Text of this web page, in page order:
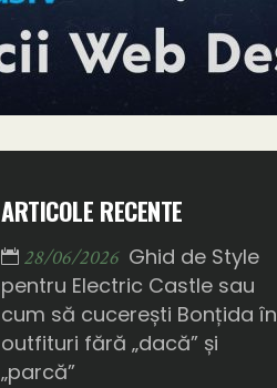
ARTICOLE RECENTE
28/06/2026 Ghid de Style
pentru Electric Castle sau
cum să cucerești Bonțida în
outfituri fără „dacă” și
„parcă”